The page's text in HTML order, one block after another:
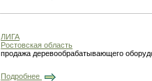
ЛИГА
Ростовская область
продажа деревообрабатывающего
Подробнее